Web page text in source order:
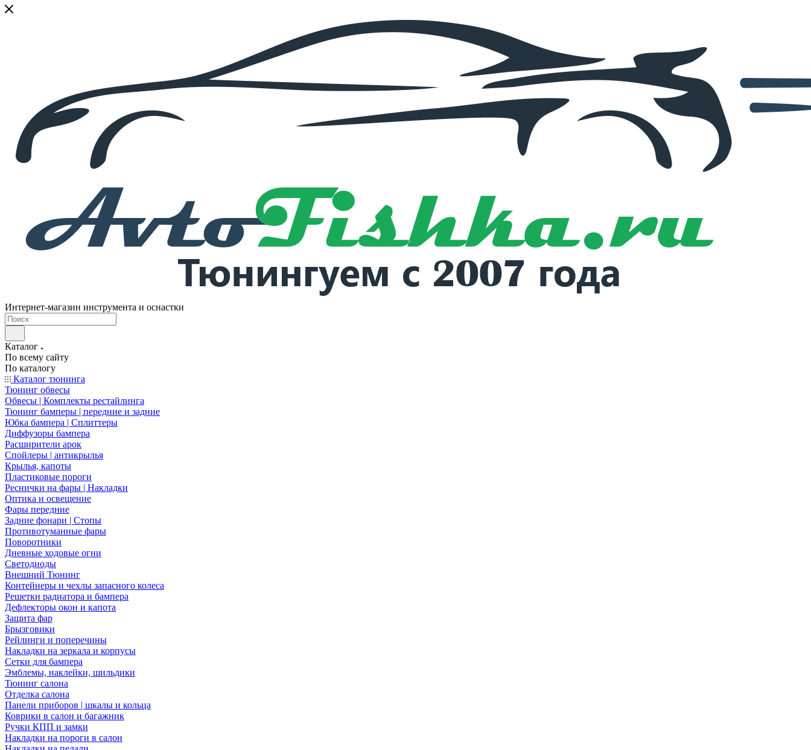
Интернет-магазин инструмента и оснастки
Каталог
По всему сайту
По каталогу
Каталог тюнинга
Тюнинг обвесы
Обвесы | Комплекты рестайлинга
Тюнинг бамперы | передние и задние
Юбка бампера | Сплиттеры
Диффузоры бампера
Расширители арок
Спойлеры | антикрылья
Крылья, капоты
Пластиковые пороги
Реснички на фары | Накладки
Оптика и освещение
Фары передние
Задние фонари | Стопы
Противотуманные фары
Поворотники
Дневные ходовые огни
Светодиоды
Внешний Тюнинг
Контейнеры и чехлы запасного колеса
Решетки радиатора и бампера
Дефлекторы окон и капота
Защита фар
Брызговики
Рейлинги и поперечины
Накладки на зеркала и корпусы
Сетки для бампера
Эмблемы, наклейки, шильдики
Тюнинг салона
Отделка салона
Панели приборов | шкалы и кольца
Коврики в салон и багажник
Ручки КПП и замки
Накладки на пороги в салон